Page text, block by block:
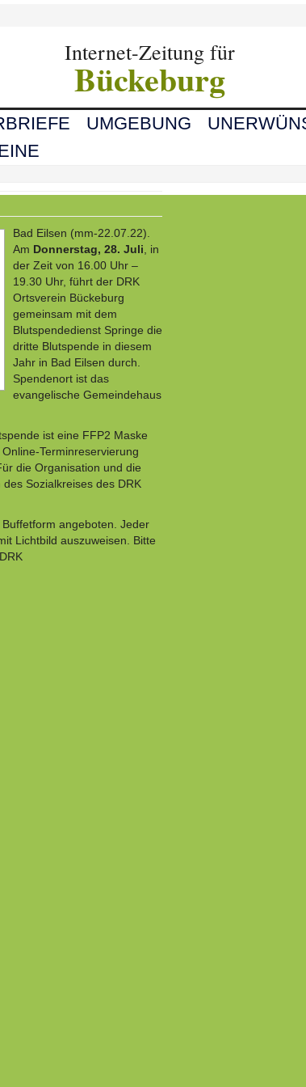
Internet-Zeitung für
Bückeburg
UMGEBUNG
Bad Eilsen (mm-22.07.22).
Am Donnerstag, 28. Juli , in
der Zeit von 16.00 Uhr –
19.30 Uhr, führt der DRK
Ortsverein Bückeburg
gemeinsam mit dem
Blutspendedienst Springe die
dritte Blutspende in diesem
Jahr in Bad Eilsen durch.
Spendenort ist das
evangelische Gemeindehaus
ist eine FFP2 Maske
Terminreservierung
die Organisation und die
Sozialkreises des DRK
angeboten. Jeder
Lichtbild auszuweisen. Bitte